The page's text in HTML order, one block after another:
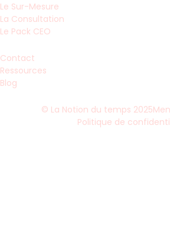
Le Sur-Mesure
La Consultation
Le Pack CEO
Contact
Ressources
Blog
© La Notion du temps 2025
Politique de